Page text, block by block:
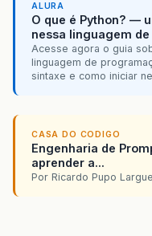
ALURA
O que é Python? —
nessa linguagem
Acesse agora o guia
linguagem de
sintaxe e como iniciar
CASA DO CODIGO
Engenharia de
aprender a...
Por Ricardo Pupo